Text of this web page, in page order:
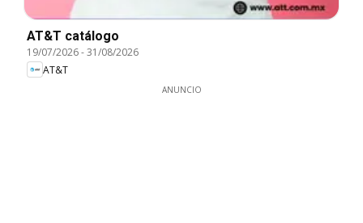
AT&T catálogo
19/07/2026-31/08/2026
AT&T
ANUNCIO